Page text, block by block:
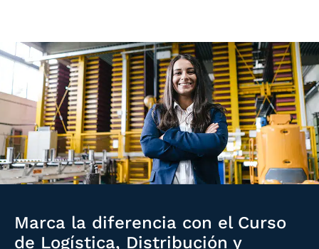
Marca la diferencia con el Curso
de Logística, Distribución y